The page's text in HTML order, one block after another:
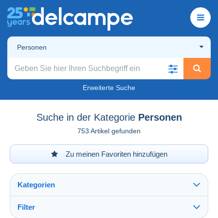
Personen
Erweiterte Suche
Suche in der Kategorie Personen
753 Artikel gefunden
Zu meinen Favoriten hinzufügen
Kategorien
Filter